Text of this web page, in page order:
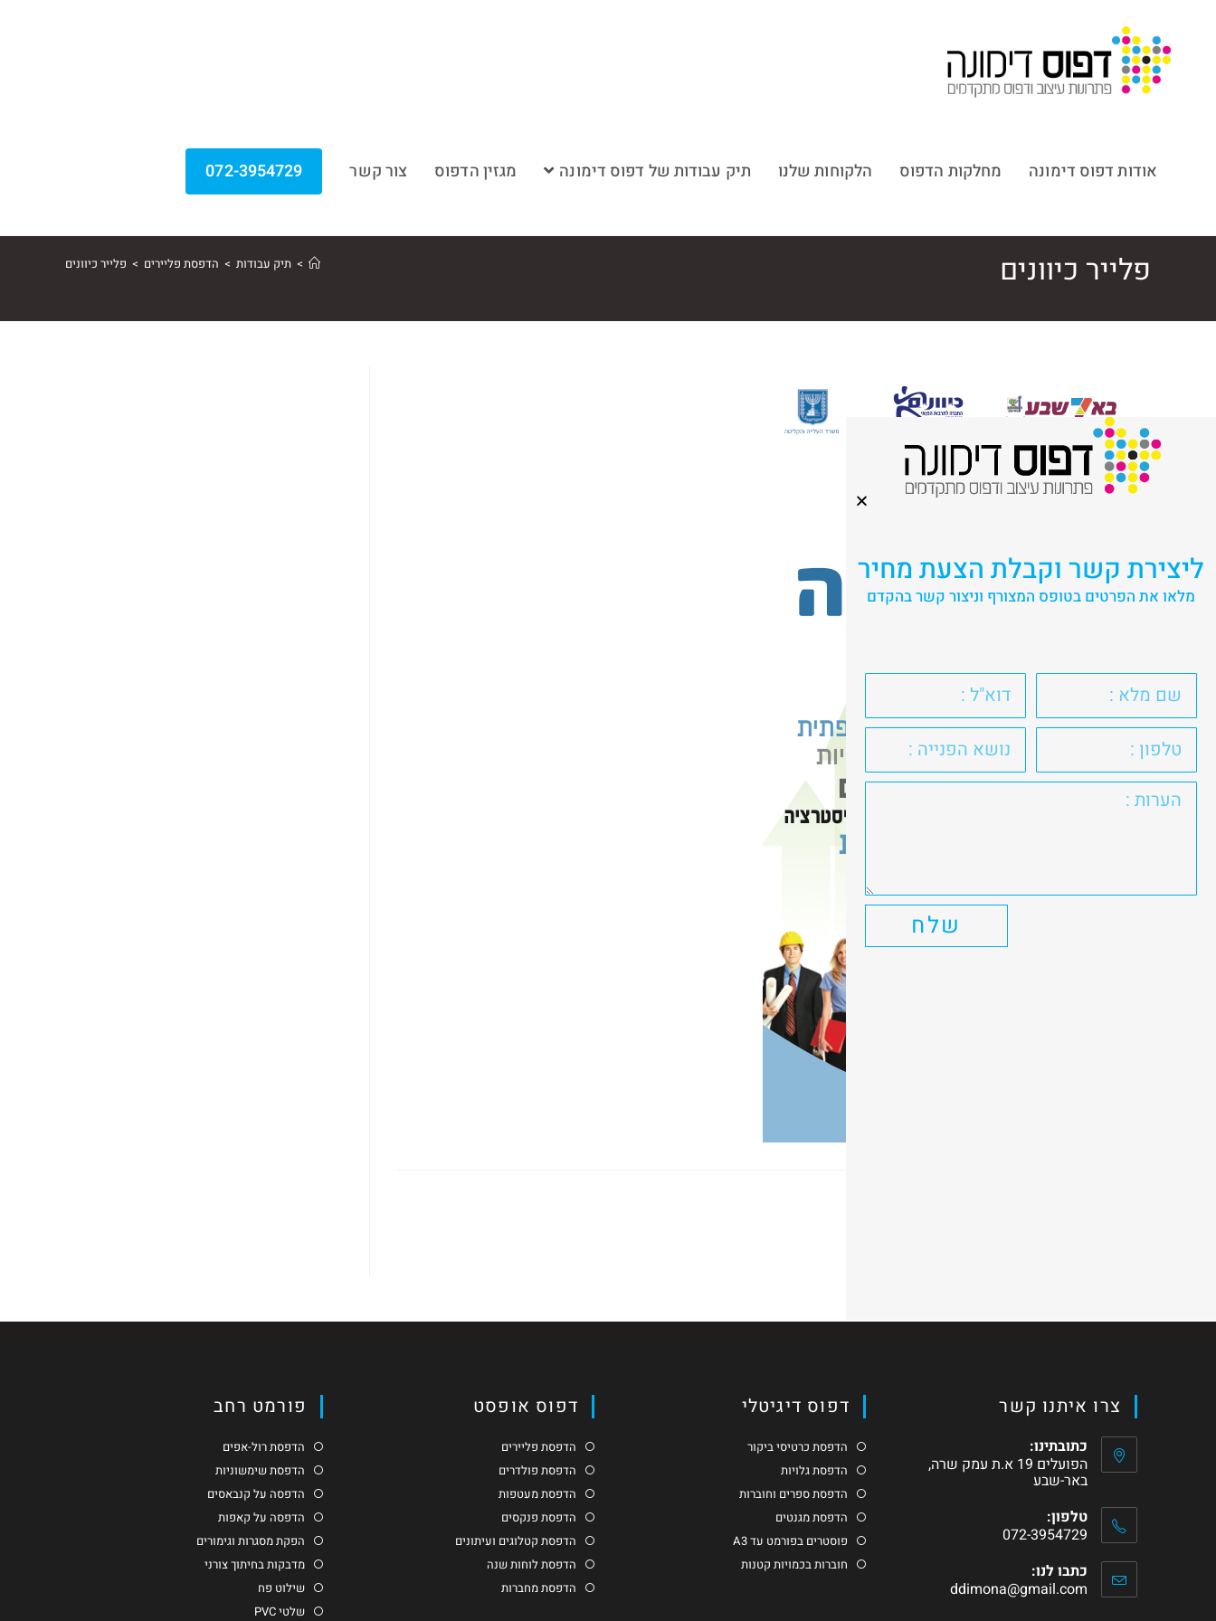
אודות דפוס דימונה מחלקות הדפוס הלקוחות שלנו תיק עבודות של דפוס דימונה מגזין הדפוס צור קשר 072-3954729
פלייר כיוונים > תיק עבודות > הדפסת פליירים > פלייר כיוונים
צרו איתנו קשר
כתובתינו:
הפועלים 19 א.ת עמק שרה,
באר-שבע
טלפון:
072-3954729
כתבו לנו:
ddimona@gmail.com
דפוס דיגיטלי
הדפסת כרטיסי ביקור
הדפסת גלויות
הדפסת ספרים וחוברות
הדפסת מגנטים
פוסטרים בפורמט עד A3
חוברות בכמויות קטנות
דפוס אופסט
הדפסת פליירים
הדפסת פולדרים
הדפסת מעטפות
הדפסת פנקסים
הדפסת קטלוגים ועיתונים
הדפסת לוחות שנה
הדפסת מחברות
פורמט רחב
הדפסת רול-אפים
הדפסת שימשוניות
הדפסה על קנבאסים
הדפסה על קאפות
הפקת מסגרות וגימורים
מדבקות בחיתוך צורני
שילוט פח
שלטי PVC
ליצירת קשר וקבלת הצעת מחיר
מלאו את הפרטים בטופס המצורף וניצור קשר בהקדם
שלח